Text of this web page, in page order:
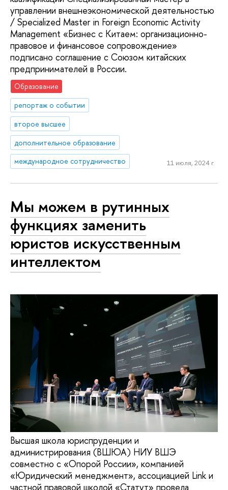
управлении внешнеэкономической деятельностью
/ Specialized Master in Foreign Economic Activity
Management «Бизнес с Китаем: организационно-
правовое и финансовое сопровождение»
подписано соглашение с Союзом китайских
предпринимателей в России.
Образование
репортаж о событии
второе высшее
дополнительное образование
международное сотрудничество
11 июля, 2024 г.
Мы можем в рутинных
функциях заменить
юристов искусственным
интеллектом
Высшая школа юриспруденции и
администрирования (ВШЮА) НИУ ВШЭ
совместно с «Опорой России», компанией
«Юридический менеджмент», ассоциацией Link и
частной правовой школой «Статут» провела